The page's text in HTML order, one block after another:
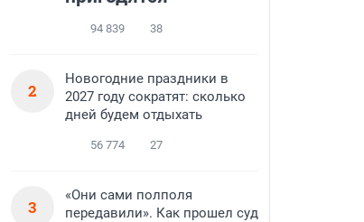
94 839 38
2
Новогодние праздники в
2027 году сократят: сколько
дней будем отдыхать
56 774 27
3
«Они сами полполя
передавили». Как прошел суд